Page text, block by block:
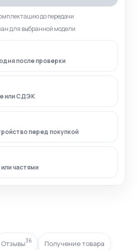
до передачи
для выбранной модели
после проверки
или СДЭК
перед покупкой
частями
Отзывы36 Получение товара